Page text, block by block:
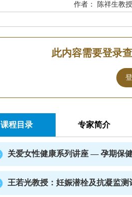
作者： 陈祥生教
此内容需要登录
课程目录 专家简介
关爱女性健康系列讲座 — 孕期保
王若光教授：妊娠潜栓及抗凝监